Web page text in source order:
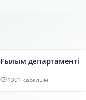
Ғылым департаменті
1391 қаралым